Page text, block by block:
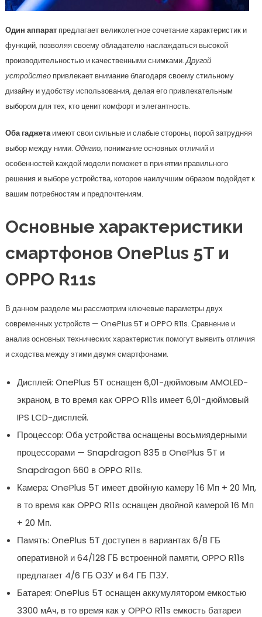
Один аппаратпредлагает великолепное сочетание характеристик и
функций, позволяя своему обладателю наслаждаться высокой
производительностью и качественными снимками.Другой
устройствопривлекает внимание благодаря своему стильному
дизайну и удобству использования, делая его привлекательным
выбором для тех, кто ценит комфорт и элегантность.
Оба гаджетаимеют свои сильные и слабые стороны, порой затрудняя
выбор между ними. Однако, понимание основных отличий и
особенностей каждой модели поможет в принятии правильного
решения и выборе устройства, которое наилучшим образом подойдет к
вашим потребностям и предпочтениям.
Основные характеристики
смартфонов OnePlus 5T и
OPPO R11s
В данном разделе мы рассмотрим ключевые параметры двух
современных устройств — OnePlus 5T и OPPO R11s. Сравнение и
анализ основных технических характеристик помогут выявить отличия
и сходства между этими двумя смартфонами.
Дисплей: OnePlus 5T оснащен 6,01-дюймовым AMOLED-
экраном, в то время как OPPO R11s имеет 6,01-дюймовый
IPS LCD-дисплей.
Процессор: Оба устройства оснащены восьмиядерными
процессорами — Snapdragon 835 в OnePlus 5T и
Snapdragon 660 в OPPO R11s.
Камера: OnePlus 5T имеет двойную камеру 16 Мп + 20 Мп,
в то время как OPPO R11s оснащен двойной камерой 16 Мп
+ 20 Мп.
Память: OnePlus 5T доступен в вариантах 6/8 ГБ
оперативной и 64/128 ГБ встроенной памяти, OPPO R11s
предлагает 4/6 ГБ ОЗУ и 64 ГБ ПЗУ.
Батарея: OnePlus 5T оснащен аккумулятором емкостью
3300 мАч, в то время как у OPPO R11s емкость батареи